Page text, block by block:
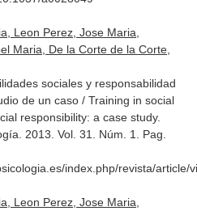
Leon Perez, Jose Maria,
Maria, De la Corte de la Corte,
sociales y responsabilidad
de un caso / Training in social
responsibility: a case study.
. 2013. Vol. 31. Núm. 1. Pag.
index.php/revista/article/
Leon Perez, Jose Maria,